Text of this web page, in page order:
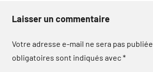
Laisser un commentaire
Votre adresse e-mail ne sera pas publiée.
obligatoires sont indiqués avec*